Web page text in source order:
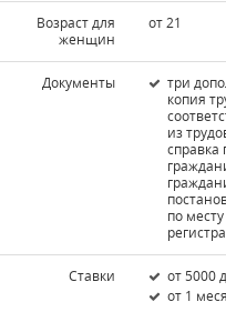
Возраст для
женщин
от 21
Документы
три
копия
из
по
Ставки
от 5000
от 1